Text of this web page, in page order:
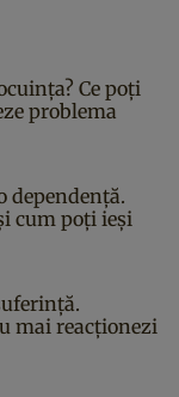
Ce poți
problema
dependență.
cum poți ieși
mai reacționezi